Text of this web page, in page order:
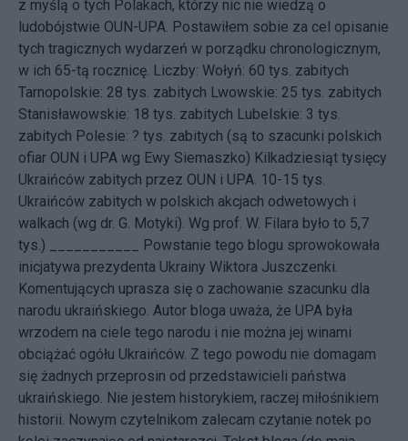
z myślą o tych Polakach, którzy nic nie wiedzą o
ludobójstwie OUN-UPA. Postawiłem sobie za cel opisanie
tych tragicznych wydarzeń w porządku chronologicznym,
w ich 65-tą rocznicę. Liczby: Wołyń: 60 tys. zabitych
Tarnopolskie: 28 tys. zabitych Lwowskie: 25 tys. zabitych
Stanisławowskie: 18 tys. zabitych Lubelskie: 3 tys.
zabitych Polesie: ? tys. zabitych (są to szacunki polskich
ofiar OUN i UPA wg Ewy Siemaszko) Kilkadziesiąt tysięcy
Ukraińców zabitych przez OUN i UPA. 10-15 tys.
Ukraińców zabitych w polskich akcjach odwetowych i
walkach (wg dr. G. Motyki). Wg prof. W. Filara było to 5,7
tys.) ___________ Powstanie tego blogu sprowokowała
inicjatywa prezydenta Ukrainy Wiktora Juszczenki.
Komentujących uprasza się o zachowanie szacunku dla
narodu ukraińskiego. Autor bloga uważa, że UPA była
wrzodem na ciele tego narodu i nie można jej winami
obciążać ogółu Ukraińców. Z tego powodu nie domagam
się żadnych przeprosin od przedstawicieli państwa
ukraińskiego. Nie jestem historykiem, raczej miłośnikiem
historii. Nowym czytelnikom zalecam czytanie notek po